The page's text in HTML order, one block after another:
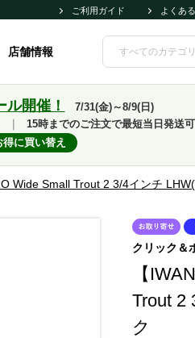
ご利用ガイド よくあ
店舗情報
開催！
7/31(金)～8/9(日)
15時までのご注文で最短当日発送可
に買い替え
Wide Small Trout 2 3/4インチ
クリック＆
【
Trout 2
ク